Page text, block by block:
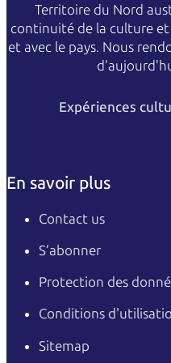
Territoire du Nord
continuité de la culture et
et avec le pays. Nous
Expériences
En savoir plus
Contact us
S’abonner
Protection des
Conditions
Sitemap